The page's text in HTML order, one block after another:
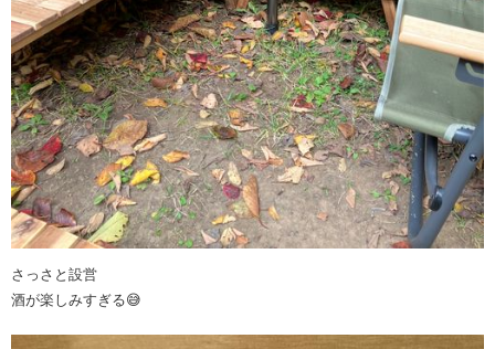
さっさと設営
酒が楽しみすぎる😅